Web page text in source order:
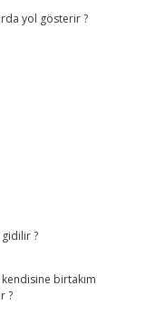
yol gösterir ?
?
birtakım
?